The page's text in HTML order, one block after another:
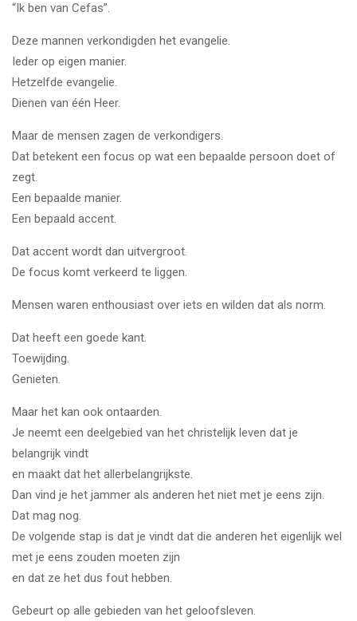
“Ik ben van Cefas”.
Deze mannen verkondigden het evangelie.
Ieder op eigen manier.
Hetzelfde evangelie.
Dienen van één Heer.
Maar de mensen zagen de verkondigers.
Dat betekent een focus op wat een bepaalde persoon doet of
zegt.
Een bepaalde manier.
Een bepaald accent.
Dat accent wordt dan uitvergroot.
De focus komt verkeerd te liggen.
Mensen waren enthousiast over iets en wilden dat als norm.
Dat heeft een goede kant.
Toewijding.
Genieten.
Maar het kan ook ontaarden.
Je neemt een deelgebied van het christelijk leven dat je
belangrijk vindt
en maakt dat het allerbelangrijkste.
Dan vind je het jammer als anderen het niet met je eens zijn.
Dat mag nog.
De volgende stap is dat je vindt dat die anderen het eigenlijk wel
met je eens zouden moeten zijn
en dat ze het dus fout hebben.
Gebeurt op alle gebieden van het geloofsleven.